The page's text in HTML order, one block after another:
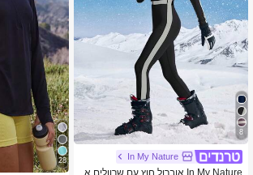
8
In My Nature
In My Nature אוברול חוץ עם שרוולים א
28